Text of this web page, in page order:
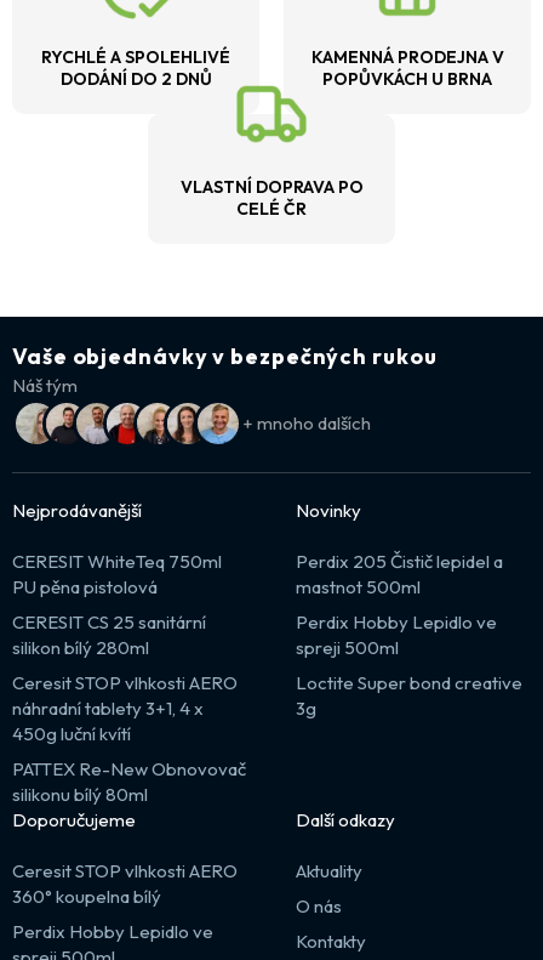
RYCHLÉ A SPOLEHLIVÉ
DODÁNÍ DO 2 DNŮ
KAMENNÁ PRODEJNA V
POPŮVKÁCH U BRNA
VLASTNÍ DOPRAVA PO
CELÉ ČR
Vaše objednávky v bezpečných rukou
Náš tým
+ mnoho dalších
Nejprodávanější
CERESIT WhiteTeq 750ml
PU pěna pistolová
CERESIT CS 25 sanitární
silikon bílý 280ml
Ceresit STOP vlhkosti AERO
náhradní tablety 3+1, 4 x
450g luční kvítí
PATTEX Re-New Obnovovač
silikonu bílý 80ml
Novinky
Perdix 205 Čistič lepidel a
mastnot 500ml
Perdix Hobby Lepidlo ve
spreji 500ml
Loctite Super bond creative
3g
Doporučujeme
Ceresit STOP vlhkosti AERO
360° koupelna bílý
Perdix Hobby Lepidlo ve
Další odkazy
Aktuality
O nás
Kontakty